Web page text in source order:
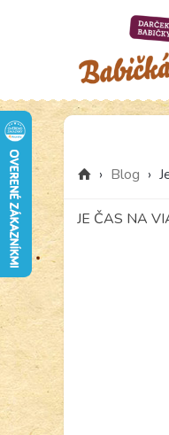
› Blog ›
JE ČAS NA